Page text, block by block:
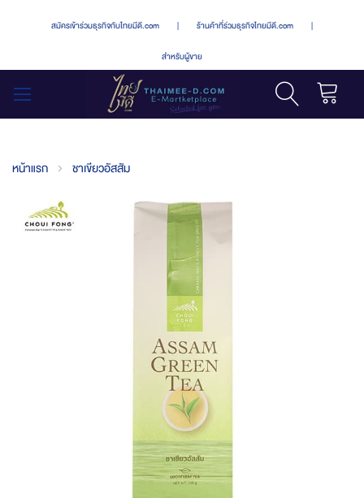
สมัครเข้าร่วมธุรกิจกับไทยมีดี.com | ร้านค้าที่ร่วมธุรกิจไทยมีดี.com |
สำหรับผู้ขาย
หน้าแรก ชาเขียวอัสสัม
the